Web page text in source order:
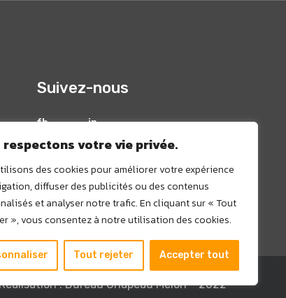
respectons votre vie privée.
des cookies pour améliorer votre expérience
diffuser des publicités ou des contenus
et analyser notre trafic. En cliquant sur « Tout
», vous consentez à notre utilisation des cookies.
Tout rejeter Accepter tout
Suivez-nous
fb in
: Bureau Chapeau Melon – 2022